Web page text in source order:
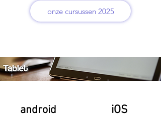
onze cursussen 2025
android iOS